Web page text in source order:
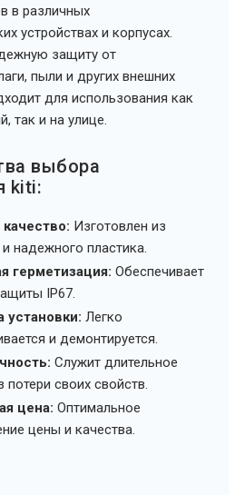
в различных
устройствах и корпусах.
защиту от
пыли и других внешних
для использования как
так и на улице.
выбора
kiti:
Изготовлен из
надежного пластика.
герметизация: Обеспечивает
IP67.
установки: Легко
и демонтируется.
Служит длительное
потери своих свойств.
цена: Оптимальное
цены и качества.